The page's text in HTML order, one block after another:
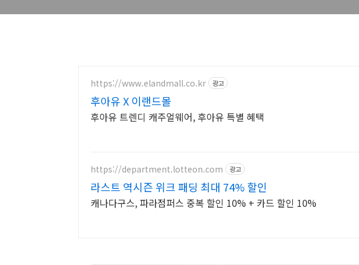
https://www.elandmall.co.kr 광고
후아유 X 이랜드몰
후아유 트렌디 캐주얼웨어, 후아유 특별 혜택
https://department.lotteon.com 광고
라스트 역시즌 위크 패딩 최대 74% 할인
캐나다구스, 파라점퍼스 중복 할인 10% + 카드 할인 10%